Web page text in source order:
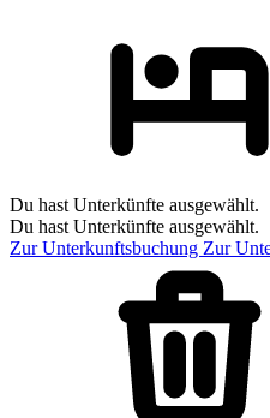
Du hast Unterkünfte ausgewählt.
Du hast Unterkünfte ausgewählt.
Zur Unterkunftsbuchung Zur